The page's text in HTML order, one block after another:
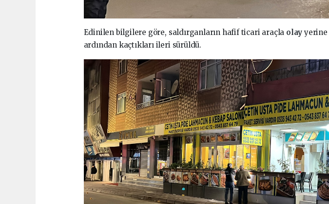
Edinilen bilgilere göre, saldırganların hafif ticari araçla olayyerine
ardından kaçtıkları ileri sürüldü.